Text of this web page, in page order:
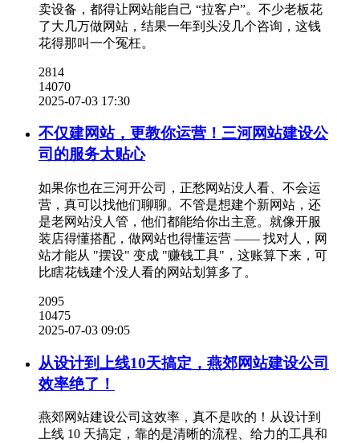
卖设备，都得让网站能自己 “拉客户”。不少老板花
了大几万做网站，结果一年到头没几个咨询，这钱
花得那叫一个冤枉。
2814
14070
2025-07-03 17:30
不仅建网站，更教你运营！三河网站建设公
司的服务太贴心
如果你也在三河开公司，正愁网站没人看、不会运
营，真可以找他们聊聊。不管是想建个新网站，还
是老网站没人管，他们都能给你出主意。就像开服
装店得懂搭配，做网站也得懂运营 —— 找对人，网
站才能从 "摆设" 变成 "赚钱工具"，这账算下来，可
比瞎花钱建个没人看的网站划算多了。
2095
10475
2025-07-03 09:05
从设计到上线10天搞定，燕郊网站建设公司
效率绝了！
燕郊网站建设公司这效率，真不是吹的！从设计到
上线 10 天搞定，靠的是清晰的流程、给力的工具和